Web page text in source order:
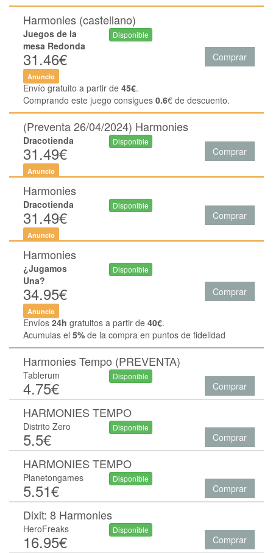
Harmonies (castellano)
Juegos de la
mesa Redonda
31.46€
Disponible
Comprar
Anuncio
Envío gratuito a partir de 45€.
Comprando este juego consigues 0.6€ de descuento.
(Preventa 26/04/2024) Harmonies
Dracotienda
31.49€
Disponible
Comprar
Anuncio
Harmonies
Dracotienda
31.49€
Disponible
Comprar
Anuncio
Harmonies
¿Jugamos
Una?
34.95€
Disponible
Comprar
Anuncio
Envíos 24h gratuitos a partir de 40€.
Acumulas el 5% de la compra en puntos de fidelidad
Harmonies Tempo (PREVENTA)
Tablerum
4.75€
Disponible
Comprar
HARMONIES TEMPO
Distrito Zero
5.5€
Disponible
Comprar
HARMONIES TEMPO
Planetongames
5.51€
Disponible
Comprar
Dixit: 8 Harmonies
HeroFreaks
16.95€
Disponible
Comprar